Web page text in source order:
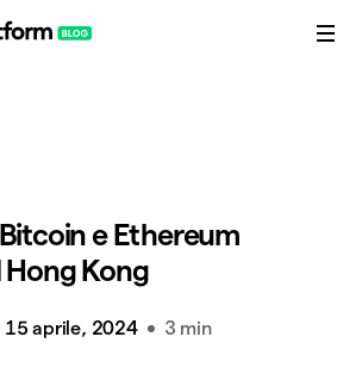
e Ethereum
Hong Kong
15 aprile, 2024 3 min